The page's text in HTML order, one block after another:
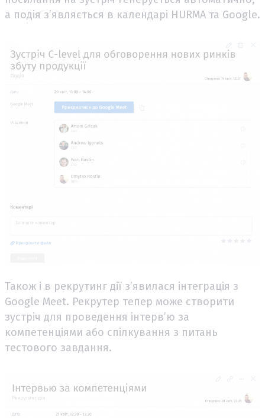
а подія з’являється в календарі HURMA та Google.
Також і в рекрутинг дії з’явилася інтеграція з
Google Meet. Рекрутер тепер може створити
зустріч для проведення інтерв’ю за
компетенціями або спілкування з питань
тестового завдання.